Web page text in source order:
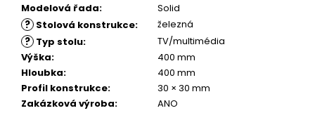
Modelová řada: Solid
? Stolová konstrukce: železná
? Typ stolu:
TV/multimédia
Výška:
400 mm
Hloubka:
400 mm
Profil konstrukce:
30 × 30 mm
Zakázková výroba: ANO